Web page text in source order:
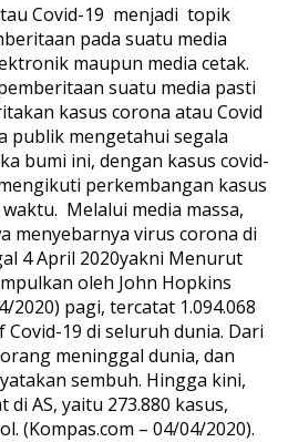
Covid-19 menjadi topik
pada suatu media
maupun media cetak.
suatu media pasti
kasus corona atau Covid
publik mengetahui segala
bumi ini, dengan kasus covid-
perkembangan kasus
Melalui media massa,
menyebarnya virus corona di
4 April 2020yakni Menurut
oleh John Hopkins
2020) pagi, tercatat 1.094.068
19 di seluruh dunia. Dari
meninggal dunia, dan
sembuh. Hingga kini,
AS, yaitu 273.880 kasus,
(Kompas.com – 04/04/2020).